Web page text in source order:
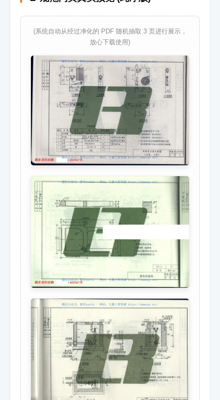
(系统自动从经过净化的 PDF 随机抽取 3 页进行展示，
放心下载使用)